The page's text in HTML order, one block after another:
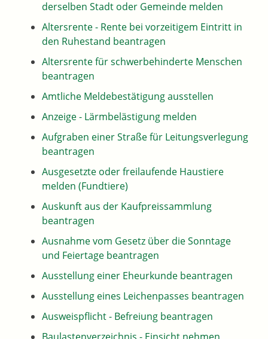
derselben Stadt oder Gemeinde melden
Altersrente - Rente bei vorzeitigem Eintritt in
den Ruhestand beantragen
Altersrente für schwerbehinderte Menschen
beantragen
Amtliche Meldebestätigung ausstellen
Anzeige - Lärmbelästigung melden
Aufgraben einer Straße für Leitungsverlegung
beantragen
Ausgesetzte oder freilaufende Haustiere
melden (Fundtiere)
Auskunft aus der Kaufpreissammlung
beantragen
Ausnahme vom Gesetz über die Sonntage
und Feiertage beantragen
Ausstellung einer Eheurkunde beantragen
Ausstellung eines Leichenpasses beantragen
Ausweispflicht - Befreiung beantragen